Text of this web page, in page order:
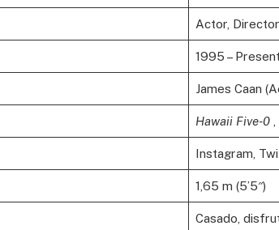
Actor,
1995 – Present
James Caan
Hawaii Five-0,
Instagram,
1,65 m (5’5″)
Casado,